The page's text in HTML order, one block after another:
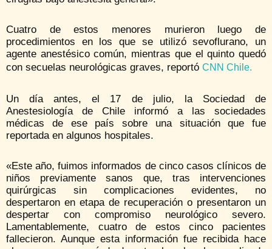
Cuatro de estos menores murieron luego de
procedimientos en los que se utilizó sevoflurano, un
agente anestésico común, mientras que el quinto quedó
con secuelas neurológicas graves, reportó CNN Chile.
Un día antes, el 17 de julio, la Sociedad de
Anestesiología de Chile informó a las sociedades
médicas de ese país sobre una situación que fue
reportada en algunos hospitales.
«Este año, fuimos informados de cinco casos clínicos de
niños previamente sanos que, tras intervenciones
quirúrgicas sin complicaciones evidentes, no
despertaron en etapa de recuperación o presentaron un
despertar con compromiso neurológico severo.
Lamentablemente, cuatro de estos cinco pacientes
fallecieron. Aunque esta información fue recibida hace